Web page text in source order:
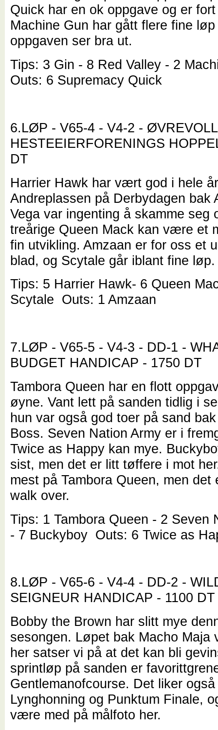
Quick har en ok oppgave og er
Machine Gun har gått flere fine
oppgaven ser bra ut.
Tips: 3 Gin - 8 Red Valley - 2
Outs: 6 Supremacy Quick
6.LØP - V65-4 - V4-2 - ØVREVOLL
HESTEEIERFORENINGS
DT
Harrier Hawk har vært god i hele
Andreplassen på Derbydagen bak
Vega var ingenting å skamme seg
treårige Queen Mack kan være et
fin utvikling. Amzaan er for oss et
blad, og Scytale går iblant fine løp.
Tips: 5 Harrier Hawk- 6 Queen
Scytale Outs: 1 Amzaan
7.LØP - V65-5 - V4-3 - DD-1 -
BUDGET HANDICAP - 1750 DT
Tambora Queen har en flott
øyne. Vant lett på sanden tidlig i
hun var også god toer på sand
Boss. Seven Nation Army er i
Twice as Happy kan mye.
sist, men det er litt tøffere i mot
mest på Tambora Queen, men det
walk over.
Tips: 1 Tambora Queen - 2 Seven
- 7 Buckyboy Outs: 6 Twice as
8.LØP - V65-6 - V4-4 - DD-2 -
SEIGNEUR HANDICAP - 1100 DT
Bobby the Brown har slitt mye
sesongen. Løpet bak Macho Maja
her satser vi på at det kan bli
sprintløp på sanden er
Gentlemanofcourse. Det liker også
Lynghonning og Punktum Finale,
være med på målfoto her.